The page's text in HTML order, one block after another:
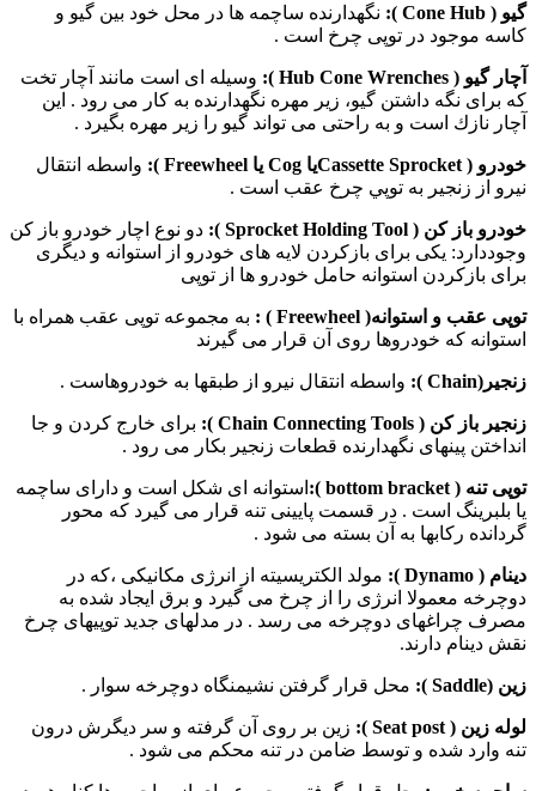
گيو ( Cone Hub
): نگهدارنده ساچمه ها در محل خود بين گيو و
كاسه موجود در توپی چرخ است .
آچار گيو ( Hub Cone Wrenches
): وسيله ای است مانند آچار تخت
كه برای نگه داشتن گيو، زير مهره نگهدارنده به كار می رود . اين
آچار نازك است و به راحتی می تواند گيو را زير مهره بگيرد .
خودرو ( Cassette Sprocketیا یا Freewheel
): واسطه انتقال
نيرو از زنجير به توپي چرخ عقب است .
خودرو باز كن ( Sprocket Holding Tool
): دو نوع اچار خودرو باز كن
وجوددارد: ‌يكی برای بازكردن لايه های خودرو از استوانه و ديگری
برای بازكردن استوانه حامل خودرو ها از توپی
توپی عقب و استوانه( Freewheel
)
: به مجموعه توپی عقب همراه با
استوانه که خودروها روی آن قرار می گیرند
زنجير‌(Chain
): واسطه انتقال نيرو از طبقها به خودروهاست .
زنجير باز كن ( Chain Connecting Tools
): برای خارج كردن و جا
انداختن پينهای نگهدارنده قطعات زنجير بكار می رود .
توپی تنه ( bottom bracket
): استوانه ای شکل است و دارای ساچمه
یا بلبرینگ است . در قسمت پايينی تنه قرار می گیرد كه محور
گردانده ركابها به آن بسته می شود .
دينام ( Dynamo
): مولد الكتريسيته از انرژی مكانيكی ،كه در
دوچرخه معمولا انرژی را از چرخ می گيرد و برق ايجاد شده به
مصرف چراغهای دوچرخه می رسد . در مدلهای جدید توپیهای چرخ
نقش دینام دارند.
زين (
Saddle
): محل قرار گرفتن نشيمنگاه دوچرخه سوار .
لوله زين ( Seat post
): زین بر روی آن گرفته و سر دیگرش درون
تنه وارد شده و توسط ضامن در تنه محکم می شود .